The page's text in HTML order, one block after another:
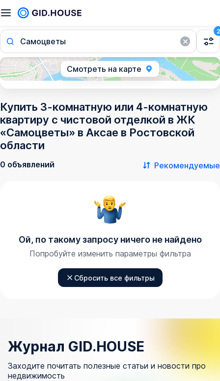
Самоцветы
2
Смотреть на карте
Купить 3-комнатную или 4-комнатную
квартиру с чистовой отделкой в ЖК
«Самоцветы» в Аксае в Ростовской
области
0 объявлений Рекомендуемые
Ой, по такому запросу ничего не найдено
Попробуйте изменить параметры фильтра
Сбросить все фильтры
Журнал GID.HOUSE
Заходите почитать полезные статьи и новости про
недвижимость